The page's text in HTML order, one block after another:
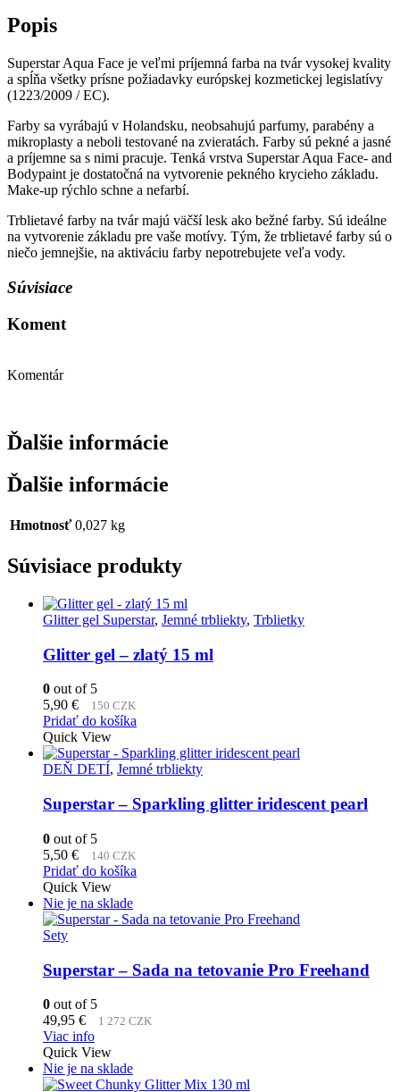
Popis
Superstar Aqua Face je veľmi príjemná farba na tvár vysokej kvality
a spĺňa všetky prísne požiadavky európskej kozmetickej legislatívy
(1223/2009 / EC).
Farby sa vyrábajú v Holandsku, neobsahujú parfumy, parabény a
mikroplasty a neboli testované na zvieratách. Farby sú pekné a jasné
a príjemne sa s nimi pracuje. Tenká vrstva Superstar Aqua Face- and
Bodypaint je dostatočná na vytvorenie pekného krycieho základu.
Make-up rýchlo schne a nefarbí.
Trblietavé farby na tvár majú väčší lesk ako bežné farby. Sú ideálne
na vytvorenie základu pre vaše motívy. Tým, že trblietavé farby sú o
niečo jemnejšie, na aktiváciu farby nepotrebujete veľa vody.
Súvisiace
Koment
Komentár
Ďalšie informácie
Ďalšie informácie
Hmotnosť 0,027 kg
Súvisiace produkty
Glitter gel Superstar, Jemné trbliekty, Trblietky
Glitter gel – zlatý 15 ml
0 out of 5
5,90 € 150 CZK
Pridať do košíka
Quick View
DEŇ DETÍ, Jemné trbliekty
Superstar – Sparkling glitter iridescent pearl
0 out of 5
5,50 € 140 CZK
Pridať do košíka
Quick View
Nie je na sklade
Sety
Superstar – Sada na tetovanie Pro Freehand
0 out of 5
49,95 € 1 272 CZK
Viac info
Quick View
Nie je na sklade